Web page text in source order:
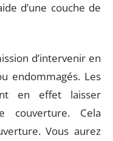
d’une couche de
d’intervenir en
endommagés. Les
en effet laisser
couverture. Cela
Vous aurez